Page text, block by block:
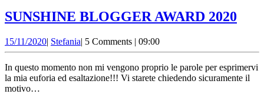
SUNSHINE BLOGGER AWARD 2020
2020
15/11/202015/11/2020
| StefaniaStefania
| 5 Comments | 09:00
In questo momento non mi vengono proprio le parole per esprimervi
la mia euforia ed esaltazione!!! Vi starete chiedendo sicuramente il
motivo…